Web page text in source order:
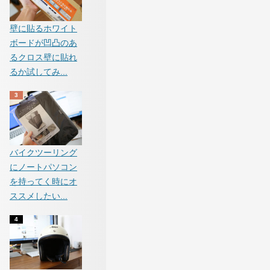
壁に貼るホワイト
ボードが凹凸のあ
るクロス壁に貼れ
るか試してみ...
バイクツーリング
にノートパソコン
を持ってく時にオ
ススメしたい...